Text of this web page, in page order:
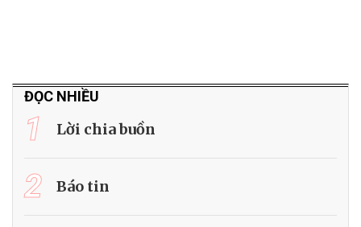
ĐỌC NHIỀU
1 Lời chia buồn
2 Báo tin